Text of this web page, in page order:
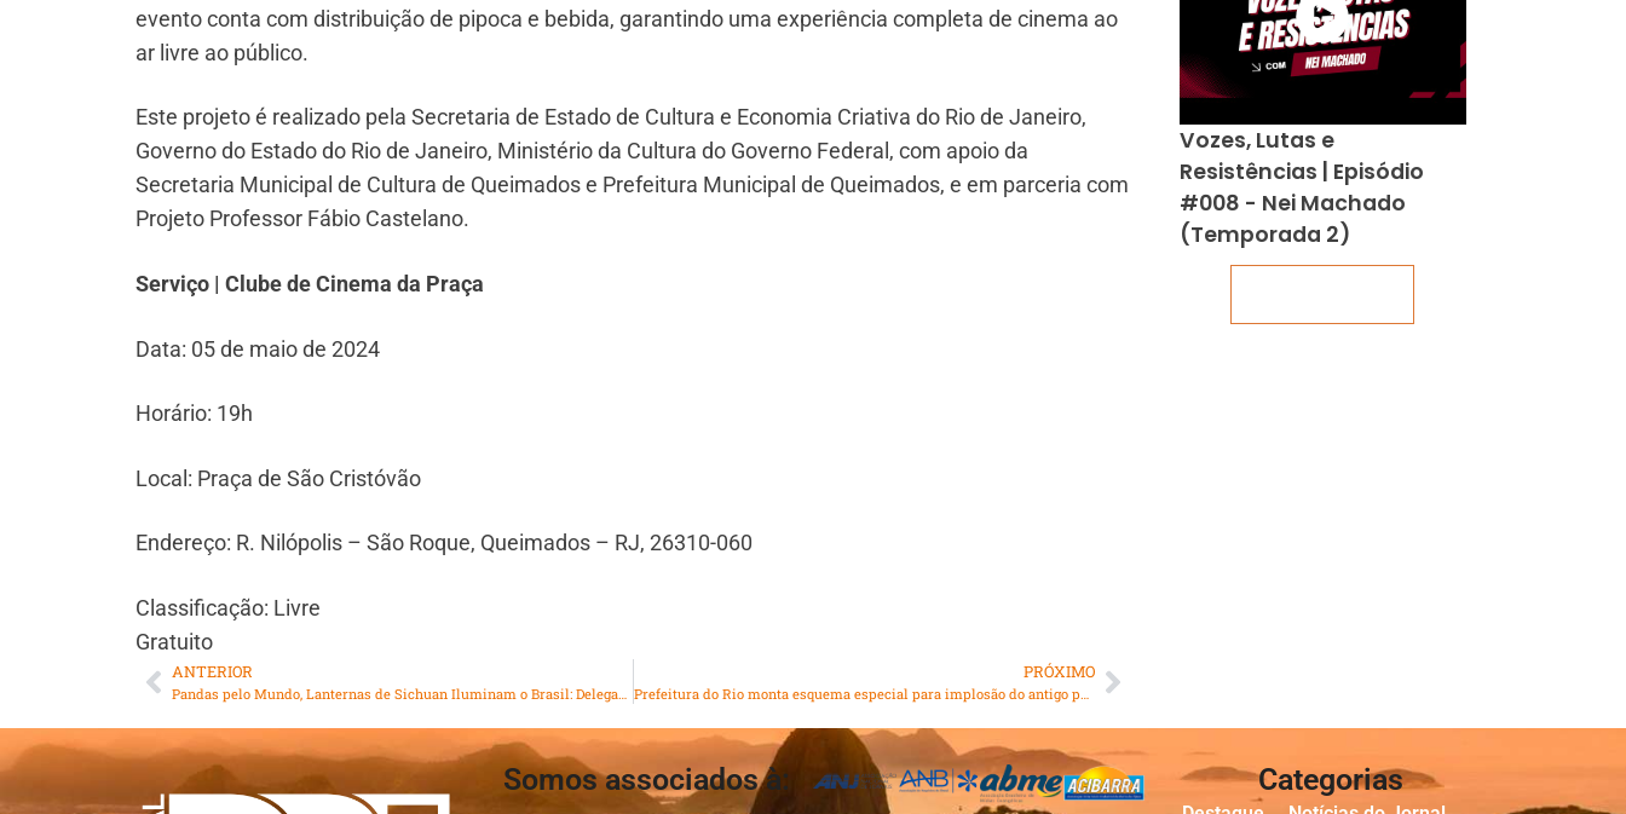
evento conta com distribuição de pipoca e bebida, garantindo uma experiência completa de cinema ao
ar livre ao público.
Este projeto é realizado pela Secretaria de Estado de Cultura e Economia Criativa do Rio de Janeiro,
Governo do Estado do Rio de Janeiro, Ministério da Cultura do Governo Federal, com apoio da
Secretaria Municipal de Cultura de Queimados e Prefeitura Municipal de Queimados, e em parceria com
Projeto Professor Fábio Castelano.
Serviço | Clube de Cinema da Praça
Data: 05 de maio de 2024
Horário: 19h
Local: Praça de São Cristóvão
Endereço: R. Nilópolis – São Roque, Queimados – RJ, 26310-060
Classificação: Livre
Gratuito
ANTERIOR
Pandas pelo Mundo, Lanternas de Sichuan Iluminam o Brasil: Delegação Cultural de Sichuan Inicia Atividades de Intercâmbio Cultural no Brasil
PRÓXIMO
Prefeitura do Rio monta esquema especial para implosão do antigo prédio do Clube dos Portuários neste domingo
Vozes, Lutas e
Resistências | Episódio
#008 - Nei Machado
(Temporada 2)
Somos associados à: Categorias